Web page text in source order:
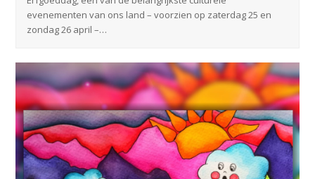
evenementen van ons land – voorzien op zaterdag 25 en
zondag 26 april –…